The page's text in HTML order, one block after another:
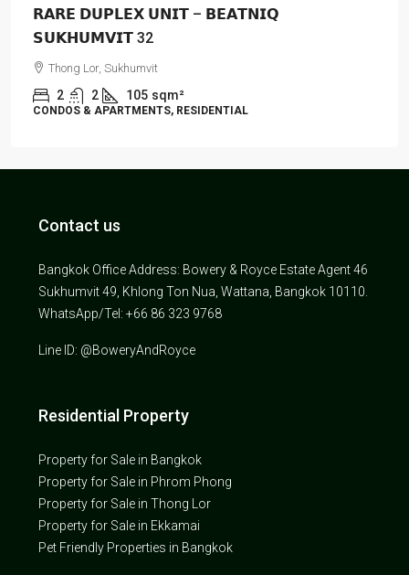
𝗥𝗔𝗥𝗘 𝗗𝗨𝗣𝗟𝗘𝗫 𝗨𝗡𝗜𝗧 – 𝗕𝗘𝗔𝗧𝗡𝗜𝗤
𝗦𝗨𝗞𝗛𝗨𝗠𝗩𝗜𝗧 32
Thong Lor, Sukhumvit
2 2 105 sqm²
CONDOS & APARTMENTS, RESIDENTIAL
Contact us
Bangkok Office Address: Bowery & Royce Estate Agent 46
Sukhumvit 49, Khlong Ton Nua, Wattana, Bangkok 10110.
WhatsApp/Tel: +66 86 323 9768
Line ID: @BoweryAndRoyce
Residential Property
Property for Sale in Bangkok
Property for Sale in Phrom Phong
Property for Sale in Thong Lor
Property for Sale in Ekkamai
Pet Friendly Properties in Bangkok